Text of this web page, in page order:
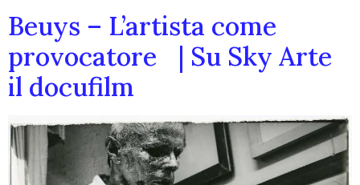
Beuys – L’artista come
provocatore | Su Sky Arte
il docufilm